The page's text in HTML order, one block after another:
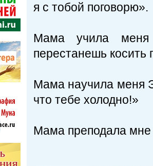
я с тобой поговорю».
Мама учила
перестанешь косить
Мама научила меня
что тебе холодно!»
Мама преподала